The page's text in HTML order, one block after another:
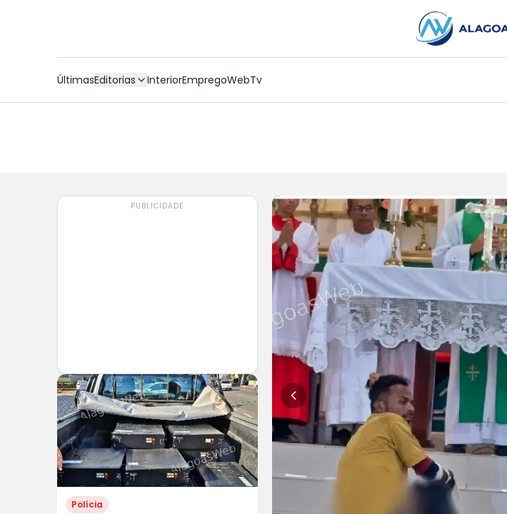
ÚltimasEditorias InteriorEmpregoWebTv
PUBLICIDADE
PUBLICIDADE
Polícia